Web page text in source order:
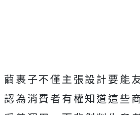
繭裹子不僅主張設計要能
認為消費者有權知道這些